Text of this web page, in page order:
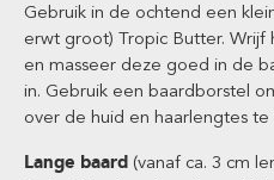
Gebruik in de ochtend een
erwt groot) Tropic Butter.
en masseer deze goed in de
in. Gebruik een baardborstel
over de huid en haarlengtes te
Lange baard (vanaf ca. 3 cm